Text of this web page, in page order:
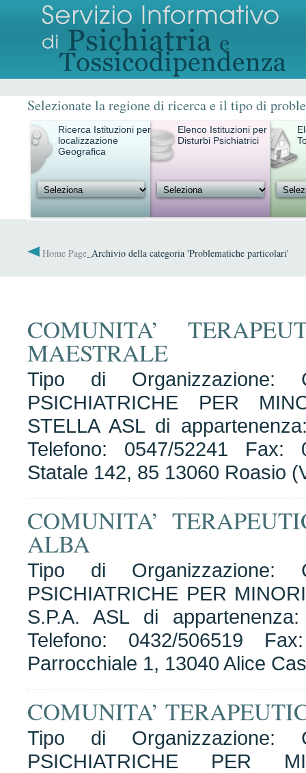
Selezionate la regione di ricerca e il tipo di
Ricerca Istituzioni per
localizzazione
Geografica
Elenco Istituzioni per
Disturbi Psichiatrici
Home Page _Archivio della categoria 'Problematiche particolari'
COMUNITA’
MAESTRALE
Tipo di Organizzazione:
PSICHIATRICHE PER
STELLA ASL di
Telefono: 0547/52241 Fax:
Statale 142, 85 13060 Roasio
COMUNITA’
ALBA
Tipo di Organizzazione:
PSICHIATRICHE PER
S.P.A. ASL di
Telefono: 0432/506519
Parrocchiale 1, 13040 Alice
COMUNITA’
Tipo di Organizzazione:
PSICHIATRICHE PER